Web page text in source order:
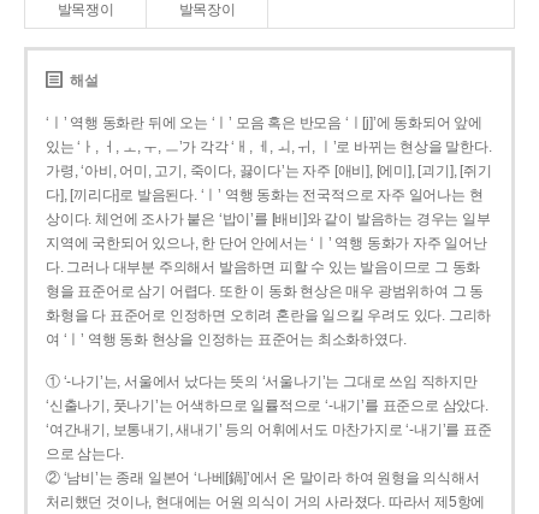
발목쟁이 발목장이
해설
‘ㅣ’ 역행 동화란 뒤에 오는 ‘ㅣ’ 모음 혹은 반모음 ‘ㅣ[j]’에 동화되어 앞에
있는 ‘ㅏ, ㅓ, ㅗ, ㅜ, ㅡ’가 각각 ‘ㅐ, ㅔ, ㅚ, ㅟ, ㅣ’로 바뀌는 현상을 말한다.
가령, ‘아비, 어미, 고기, 죽이다, 끓이다’는 자주 [애비], [에미], [괴기], [쥐기
다], [끼리다]로 발음된다. ‘ㅣ’ 역행 동화는 전국적으로 자주 일어나는 현
상이다. 체언에 조사가 붙은 ‘밥이’를 [배비]와 같이 발음하는 경우는 일부
지역에 국한되어 있으나, 한 단어 안에서는 ‘ㅣ’ 역행 동화가 자주 일어난
다. 그러나 대부분 주의해서 발음하면 피할 수 있는 발음이므로 그 동화
형을 표준어로 삼기 어렵다. 또한 이 동화 현상은 매우 광범위하여 그 동
화형을 다 표준어로 인정하면 오히려 혼란을 일으킬 우려도 있다. 그리하
여 ‘ㅣ’ 역행 동화 현상을 인정하는 표준어는 최소화하였다.
① ‘-나기’는, 서울에서 났다는 뜻의 ‘서울나기’는 그대로 쓰임 직하지만
‘신출나기, 풋나기’는 어색하므로 일률적으로 ‘-내기’를 표준으로 삼았다.
‘여간내기, 보통내기, 새내기’ 등의 어휘에서도 마찬가지로 ‘-내기’를 표준
으로 삼는다.
② ‘남비’는 종래 일본어 ‘나베[鍋]’에서 온 말이라 하여 원형을 의식해서
처리했던 것이나, 현대에는 어원 의식이 거의 사라졌다. 따라서 제5항에